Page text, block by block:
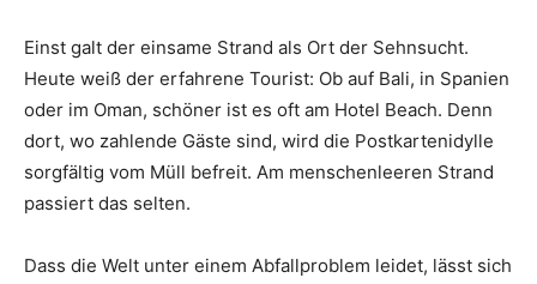
Einst galt der einsame Strand als Ort der Sehnsucht.
Heute weiß der erfahrene Tourist: Ob auf Bali, in Spanien
oder im Oman, schöner ist es oft am Hotel Beach. Denn
dort, wo zahlende Gäste sind, wird die Postkartenidylle
sorgfältig vom Müll befreit. Am menschenleeren Strand
passiert das selten.
Dass die Welt unter einem Abfallproblem leidet, lässt sich